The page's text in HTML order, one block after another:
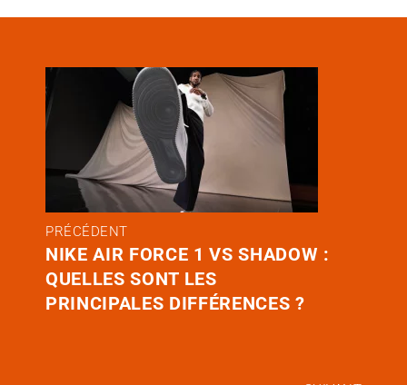
PRÉCÉDENT
NIKE AIR FORCE 1 VS SHADOW :
QUELLES SONT LES
PRINCIPALES DIFFÉRENCES ?